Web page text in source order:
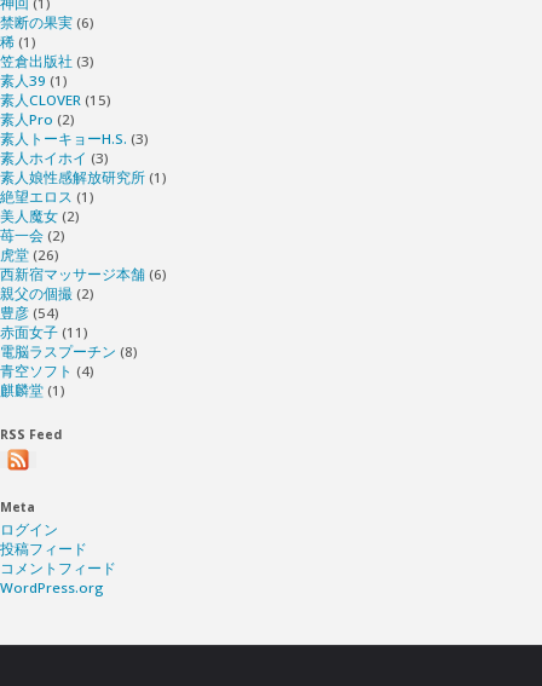
禁断の果実 (6)
稀 (1)
笠倉出版社 (3)
素人39 (1)
素人CLOVER (15)
素人Pro (2)
素人トーキョーH.S. (3)
素人ホイホイ (3)
素人娘性感解放研究所 (1)
絶望エロス (1)
美人魔女 (2)
苺一会 (2)
虎堂 (26)
西新宿マッサージ本舗 (6)
親父の個撮 (2)
豊彦 (54)
赤面女子 (11)
電脳ラスプーチン (8)
青空ソフト (4)
麒麟堂 (1)
RSS Feed
Meta
ログイン
投稿フィード
コメントフィード
WordPress.org